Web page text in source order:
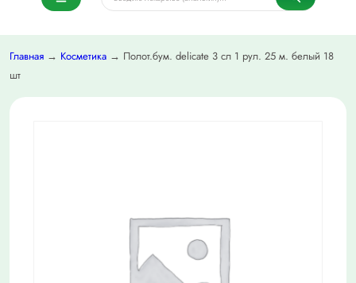
Главная → Косметика → Полот.бум. delicate 3 сл 1 рул. 25 м. белый 18
шт